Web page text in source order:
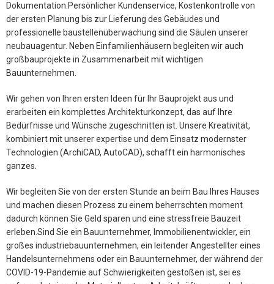
Dokumentation.Persönlicher Kundenservice, Kostenkontrolle von
der ersten Planung bis zur Lieferung des Gebäudes und
professionelle baustellenüberwachung sind die Säulen unserer
neubauagentur. Neben Einfamilienhäusern begleiten wir auch
großbauprojekte in Zusammenarbeit mit wichtigen
Bauunternehmen.
Wir gehen von Ihren ersten Ideen für Ihr Bauprojekt aus und
erarbeiten ein komplettes Architekturkonzept, das auf Ihre
Bedürfnisse und Wünsche zugeschnitten ist. Unsere Kreativität,
kombiniert mit unserer expertise und dem Einsatz modernster
Technologien (ArchiCAD, AutoCAD), schafft ein harmonisches
ganzes.
Wir begleiten Sie von der ersten Stunde an beim Bau Ihres Hauses
und machen diesen Prozess zu einem beherrschten moment
dadurch können Sie Geld sparen und eine stressfreie Bauzeit
erleben.Sind Sie ein Bauunternehmer, Immobilienentwickler, ein
großes industriebauunternehmen, ein leitender Angestellter eines
Handelsunternehmens oder ein Bauunternehmer, der während der
COVID-19-Pandemie auf Schwierigkeiten gestoßen ist, sei es